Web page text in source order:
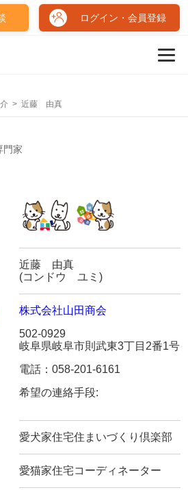
ログイン・会員登録
近藤 由真
門家
近藤 由真
(コンドウ ユミ)
株式会社山田商会
502-0929
岐阜県岐阜市則武東3丁目2番1号
電話：058-201-6161
希望の連絡手段:
愛犬家住宅住まいづくり倶楽部
愛猫家住宅コーディネーター